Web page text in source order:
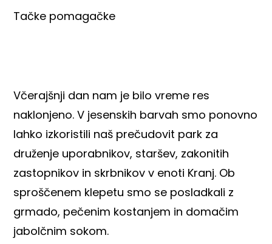
Tačke pomagačke
Včerajšnji dan nam je bilo vreme res
naklonjeno. V jesenskih barvah smo ponovno
lahko izkoristili naš prečudovit park za
druženje uporabnikov, staršev, zakonitih
zastopnikov in skrbnikov v enoti Kranj. Ob
sproščenem klepetu smo se posladkali z
grmado, pečenim kostanjem in domačim
jabolčnim sokom.